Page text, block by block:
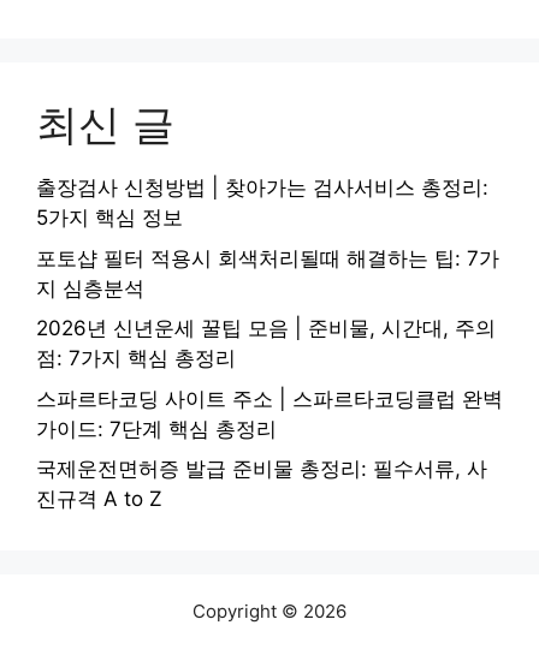
최신 글
출장검사 신청방법 | 찾아가는 검사서비스 총정리:
5가지 핵심 정보
포토샵 필터 적용시 회색처리될때 해결하는 팁: 7가
지 심층분석
2026년 신년운세 꿀팁 모음 | 준비물, 시간대, 주의
점: 7가지 핵심 총정리
스파르타코딩 사이트 주소 | 스파르타코딩클럽 완벽
가이드: 7단계 핵심 총정리
국제운전면허증 발급 준비물 총정리: 필수서류, 사
진규격 A to Z
Copyright © 2026